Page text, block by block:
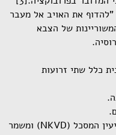
את האויב אל מעבר
של הצבא
כלל שתי זרועות
השירות השני אשר כלל את מערך המודיעין המסכל (NKVD) ומשמר